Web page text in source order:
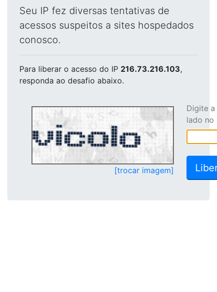
Seu IP fez diversas tentativas de
acessos suspeitos a sites hospedados
conosco.
Para liberar o acesso do IP 216.73.216.103,
responda ao desafio abaixo.
[trocar imagem]
Digite
lado no